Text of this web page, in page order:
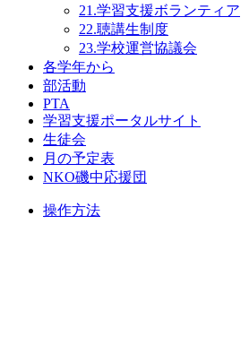
21.学習支援ボランティア
22.聴講生制度
23.学校運営協議会
各学年から
部活動
PTA
学習支援ポータルサイト
生徒会
月の予定表
NKO磯中応援団
操作方法